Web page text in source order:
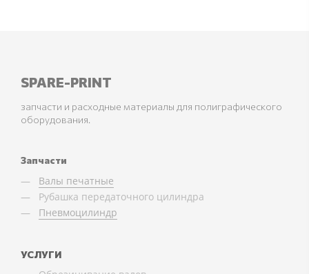
SPARE-PRINT
запчасти и расходные материалы для полиграфического
оборудования.
Запчасти
Валы печатные
Рубашка передаточного цилиндра
Пневмоцилиндр
УСЛУГИ